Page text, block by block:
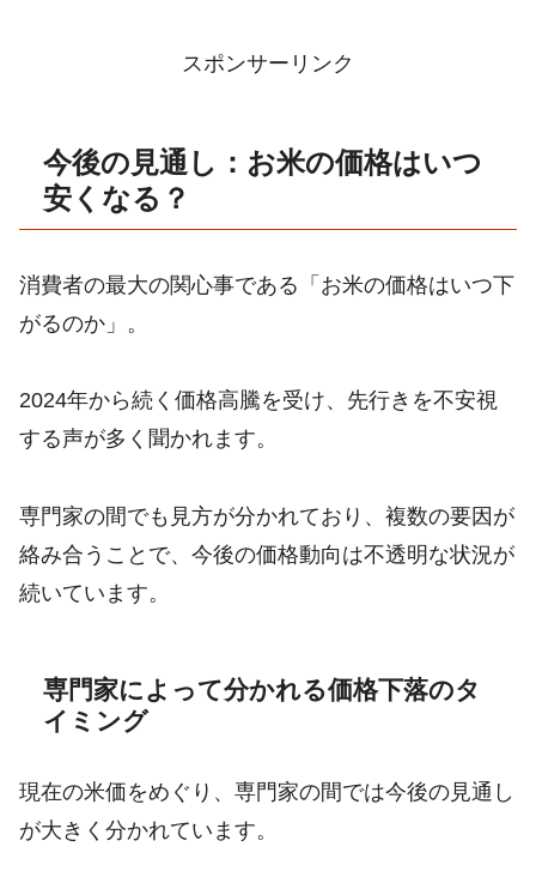
スポンサーリンク
今後の見通し：お米の価格はいつ
安くなる？
消費者の最大の関心事である「お米の価格はいつ下
がるのか」。
2024年から続く価格高騰を受け、先行きを不安視
する声が多く聞かれます。
専門家の間でも見方が分かれており、複数の要因が
絡み合うことで、今後の価格動向は不透明な状況が
続いています。
専門家によって分かれる価格下落のタ
イミング
現在の米価をめぐり、専門家の間では今後の見通し
が大きく分かれています。